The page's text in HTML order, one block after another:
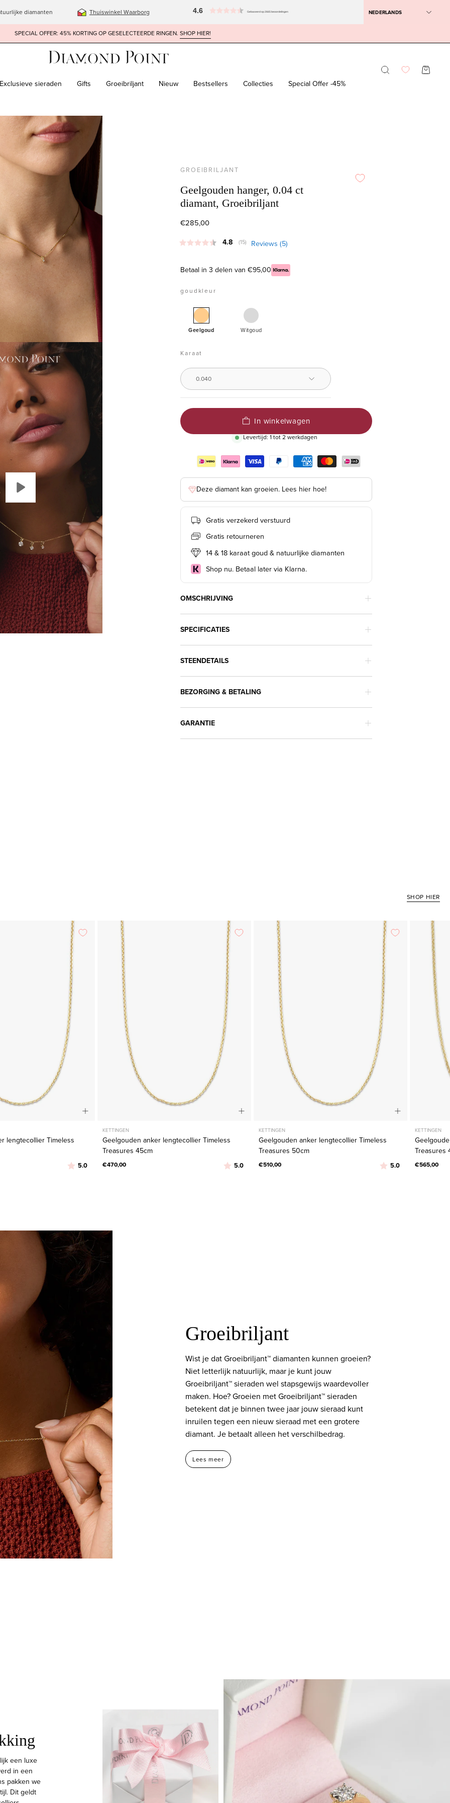
diamanten Thuiswinkel Waarborg 4.6 Gebaseerd op 2665 beoordelingen NEDERLANDS
SPECIAL OFFER: 45% KORTING OP GESELECTEERDE RINGEN. SHOP HIER!
Exclusieve sieraden Gifts Groeibriljant Nieuw Bestsellers Collecties Special Offer -45%
Zoekbalk
GROEIBRILJANT
Geelgouden hanger, 0.04 ct
diamant, Groeibriljant
€285,00
Gemiddelde beoordeling:
4.8 (aantal stemmen:
15) Reviews (5)
Betaal in 3 delen van €95,00
goudkleur
Geelgouden
hanger,
ct
Groeibriljant
Geelgoud
Witgouden
Witgoud
Karaat
0.040
In winkelwagen
Levertijd: 1 tot 2 werkdagen
Deze diamant kan groeien. Lees hier hoe!
Gratis verzekerd verstuurd
Gratis retourneren
14 & 18 karaat goud & natuurlijke diamanten
Shop nu. Betaal later via Klarna.
OMSCHRIJVING
SPECIFICATIES
STEENDETAILS
BEZORGING & BETALING
GARANTIE
SHOP HIER
lengtecollier Timeless
Beoordeling:
5.0 uit 5 sterren
KETTINGEN
Geelgouden anker lengtecollier Timeless
Treasures 45cm
€470,00 Beoordeling:
5.0 uit 5 sterren
KETTINGEN
Geelgouden anker lengtecollier Timeless
Treasures 50cm
€510,00 Beoordeling:
5.0 uit 5 sterren
KETTINGEN
Treasures
€565,00
Groeibriljant
Wist je dat Groeibriljant™ diamanten kunnen groeien?
Niet letterlijk natuurlijk, maar je kunt jouw
Groeibriljant™ sieraden wel stapsgewijs waardevoller
maken. Hoe? Groeien met Groeibriljant™ sieraden
betekent dat je binnen twee jaar jouw sieraad kunt
inruilen tegen een nieuw sieraad met een grotere
diamant. Je betaalt alleen het verschilbedrag.
Lees meer
een luxe
in een
pakken we
Dit geldt